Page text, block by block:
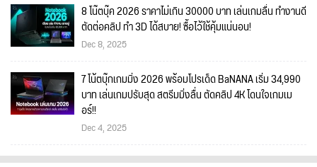
8 โน๊ตบุ๊ค 2026 ราคาไม่เกิน 30000 บาท เล่นเกมลื่น ทำงานดี
ตัดต่อคลิป ทำ 3D ได้สบาย! ซื้อไว้ใช้คุ้มแน่นอน!
Dec 8, 2025
7 โน้ตบุ๊กเกมมิ่ง 2026 พร้อมโปรเด็ด BaNANA เริ่ม 34,990
บาท เล่นเกมปรับสุด สตรีมมิ่งลื่น ตัดคลิป 4K โดนใจเกมเม
อร์!!
Dec 4, 2025